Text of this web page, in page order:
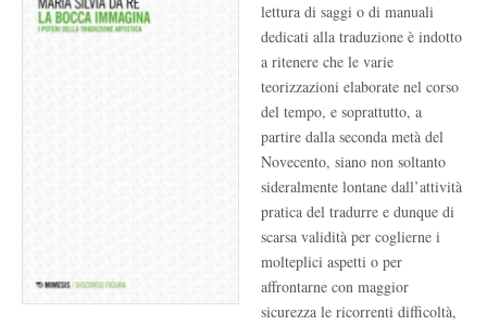
lettura di saggi o di manuali
dedicati alla traduzione è indotto
a ritenere che le varie
teorizzazioni elaborate nel corso
del tempo, e soprattutto, a
partire dalla seconda metà del
Novecento, siano non soltanto
sideralmente lontane dall’attività
pratica del tradurre e dunque di
scarsa validità per coglierne i
molteplici aspetti o per
affrontarne con maggior
sicurezza le ricorrenti difficoltà,